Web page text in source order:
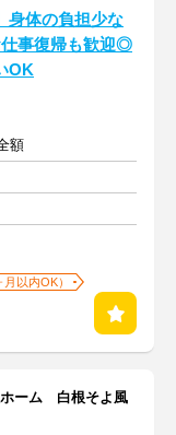
身体の負担少な
事復帰も歓迎◎
OK
額
以内OK）
ーム 白根そよ風